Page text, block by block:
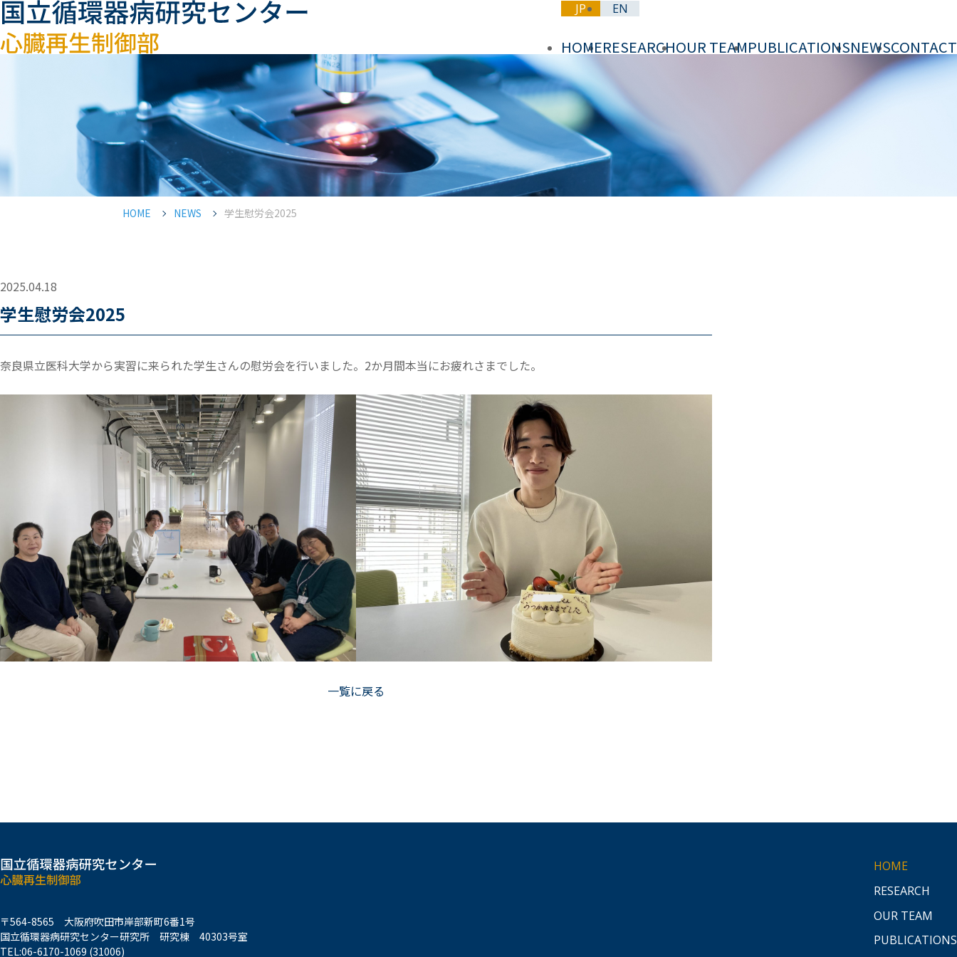
JP EN
HOMERESEARCHOUR TEAMPUBLICATIONSNEWSCONTACT
HOME NEWS 学生慰労会2025
2025.04.18
学生慰労会2025
奈良県立医科大学から実習に来られた学生さんの慰労会を行いました。2か月間本当にお疲れさまでした。
一覧に戻る
〒564-8565 大阪府吹田市岸部新町6番1号
国立循環器病研究センター研究所 研究棟 40303号室
TEL:06-6170-1069 (31006)
HOME
RESEARCH
OUR TEAM
PUBLICATIONS